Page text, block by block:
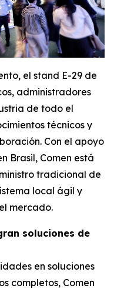
el stand E-29 de
administradores
de todo el
técnicos y
Con el apoyo
Brasil, Comen está
tradicional de
local ágil y
mercado.
soluciones de
en soluciones
completos, Comen